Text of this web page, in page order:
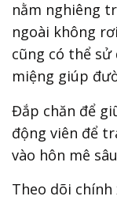
nằm nghiêng
ngoài không
cũng có thể sử
miệng giúp
Đắp chăn để
động viên để
vào hôn mê
Theo dõi